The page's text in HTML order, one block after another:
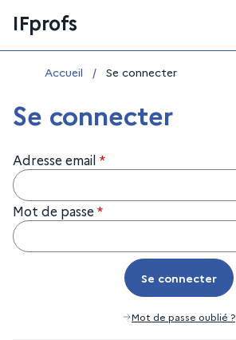
au
contenu
IFprofs
Vous êtes ici :
Accueil / Se connecter
Se connecter
Adresse email *
Mot de passe *
Se connecter
Se connecter
Mot de passe oublié ?